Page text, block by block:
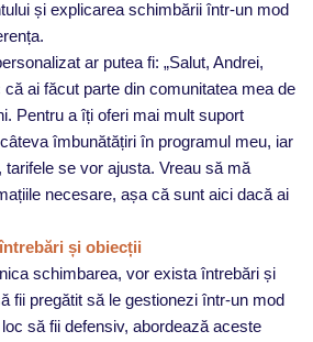
și explicarea schimbării într-un mod
ar putea fi: „Salut, Andrei,
ai făcut parte din comunitatea mea de
Pentru a îți oferi mai mult suport
îmbunătățiri în programul meu, iar
se vor ajusta. Vreau să mă
necesare, așa că sunt aici dacă ai
și obiecții
schimbarea, vor exista întrebări și
fii pregătit să le gestionezi într-un mod
să fii defensiv, abordează aceste